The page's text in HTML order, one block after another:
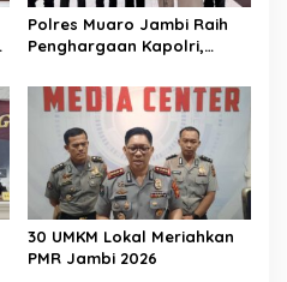
Polres Muaro Jambi Raih
Penghargaan Kapolri,
100 di Rakernis Keuangan
Polda Jambi
30 UMKM Lokal Meriahkan
PMR Jambi 2026